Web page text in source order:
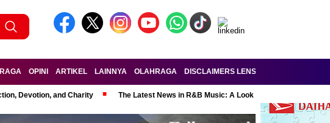
OPINI ARTIKEL LAINNYA OLAHRAGA DISCLAIMERS LENSA-RAKYAT.COM
Devotion, and Charity The Latest News in R&B Music: A Look at Super Bowl